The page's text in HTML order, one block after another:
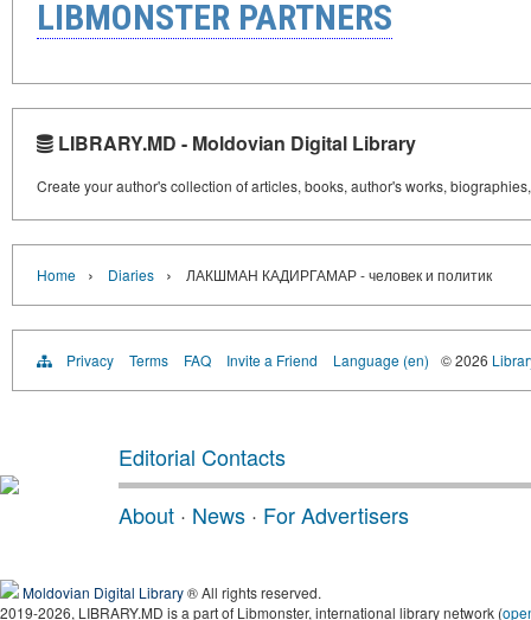
LIBMONSTER PARTNERS
LIBRARY.MD - Moldovian Digital Library
Create your author's collection of articles, books, author's works,
Home › Diaries › ЛАКШМАН КАДИРГАМАР - человек и политик
Privacy Terms FAQ Invite a Friend Language (en) © 2026
Editorial Contacts
About · News · For Advertisers
Moldovian Digital Library® All rights reserved.
2019-2026, LIBRARY.MD is a part of Libmonster, international library network (